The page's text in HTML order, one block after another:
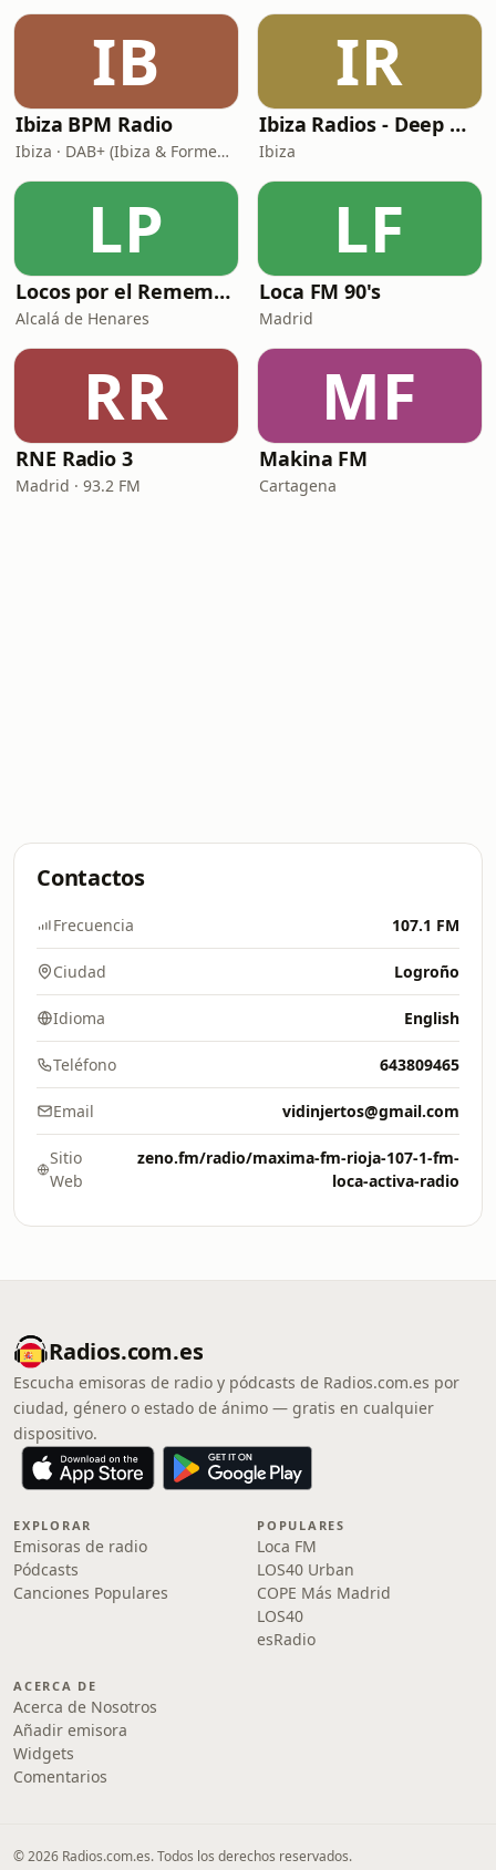
IB
Ibiza BPM Radio
Ibiza · DAB+ (Ibiza & Formentera, Madrid, Barcelona)
IR
Ibiza Radios - Deep House
Ibiza
LP
Locos por el Remember Dance
Alcalá de Henares
LF
Loca FM 90's
Madrid
RR
RNE Radio 3
Madrid · 93.2 FM
MF
Makina FM
Cartagena
Contactos
Frecuencia 107.1 FM
Ciudad Logroño
Idioma English
Teléfono 643809465
Email vidinjertos@gmail.com
Sitio
Web
zeno.fm/radio/maxima-fm-rioja-107-1-fm-
loca-activa-radio
Radios.com.es
Escucha emisoras de radio y pódcasts de Radios.com.es por
ciudad, género o estado de ánimo — gratis en cualquier
dispositivo.
EXPLORAR
Emisoras de radio
Pódcasts
Canciones Populares
POPULARES
Loca FM
LOS40 Urban
COPE Más Madrid
LOS40
esRadio
ACERCA DE
Acerca de Nosotros
Añadir emisora
Widgets
Comentarios
© 2026 Radios.com.es. Todos los derechos reservados.